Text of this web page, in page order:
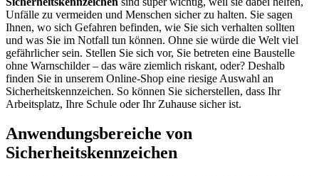
Unfälle zu vermeiden und Menschen sicher zu halten. Sie sagen
Ihnen, wo sich Gefahren befinden, wie Sie sich verhalten sollten
und was Sie im Notfall tun können. Ohne sie würde die Welt viel
gefährlicher sein. Stellen Sie sich vor, Sie betreten eine Baustelle
ohne Warnschilder – das wäre ziemlich riskant, oder? Deshalb
finden Sie in unserem Online-Shop eine riesige Auswahl an
Sicherheitskennzeichen. So können Sie sicherstellen, dass Ihr
Arbeitsplatz, Ihre Schule oder Ihr Zuhause sicher ist.
Anwendungsbereiche von
Sicherheitskennzeichen